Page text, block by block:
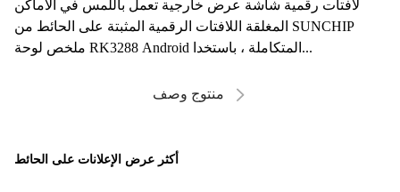
لافتات رقمية شاشة عرض خارجية تعمل باللمس في الأماكن
المغلقة اللافتات الرقمية المثبتة على الحائط من SUNCHIP
ملخص لوحة RK3288 Android المتكاملة ، باستخدا...
منتوج وصف
أكثر عرض الإعلانات على الحائط